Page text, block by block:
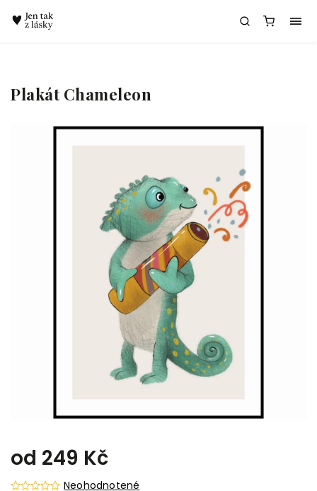
Plakát Chameleon
od 249 Kč
Neohodnotené